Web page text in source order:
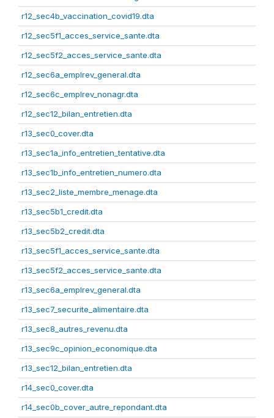
r12_sec4b_vaccination_covid19.dta
r12_sec5f1_acces_service_sante.dta
r12_sec5f2_acces_service_sante.dta
r12_sec6a_emplrev_general.dta
r12_sec6c_emplrev_nonagr.dta
r12_sec12_bilan_entretien.dta
r13_sec0_cover.dta
r13_sec1a_info_entretien_tentative.dta
r13_sec1b_info_entretien_numero.dta
r13_sec2_liste_membre_menage.dta
r13_sec5b1_credit.dta
r13_sec5b2_credit.dta
r13_sec5f1_acces_service_sante.dta
r13_sec5f2_acces_service_sante.dta
r13_sec6a_emplrev_general.dta
r13_sec7_securite_alimentaire.dta
r13_sec8_autres_revenu.dta
r13_sec9c_opinion_economique.dta
r13_sec12_bilan_entretien.dta
r14_sec0_cover.dta
r14_sec0b_cover_autre_repondant.dta